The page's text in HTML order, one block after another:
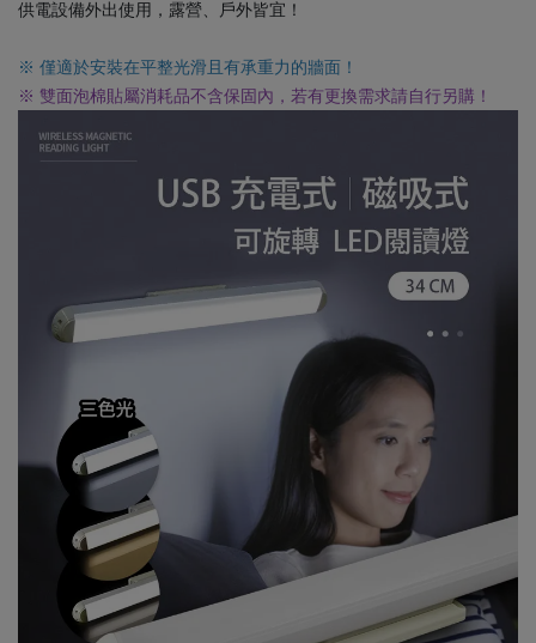
供電設備外出使用，露營、戶外皆宜！
※ 僅適於安裝在平整光滑且有承重力的牆面！
※ 雙面泡棉貼屬消耗品不含保固內，若有更換需求請自行另購！